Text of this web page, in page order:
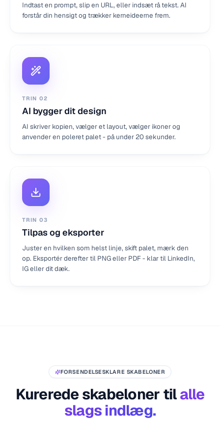
Indtast en prompt, slip en URL, eller indsæt rå tekst. AI
forstår din hensigt og trækker kerneideerne frem.
TRIN 02
AI bygger dit design
AI skriver kopien, vælger et layout, vælger ikoner og
anvender en poleret palet - på under 20 sekunder.
TRIN 03
Tilpas og eksporter
Juster en hvilken som helst linje, skift palet, mærk den
op. Eksportér derefter til PNG eller PDF - klar til LinkedIn,
IG eller dit dæk.
FORSENDELSESKLARE SKABELONER
Kurerede skabeloner tilalle
slags indlæg.